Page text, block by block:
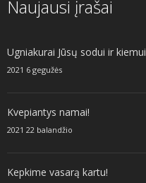
Naujausi įrašai
Ugniakurai Jūsų sodui ir kiemui
2021 6 gegužės
Kvepiantys namai!
2021 22 balandžio
Kepkime vasarą kartu!